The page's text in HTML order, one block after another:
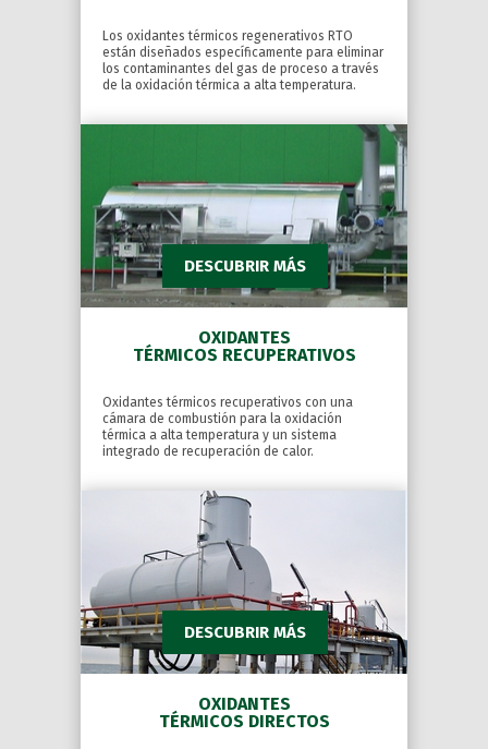
Los oxidantes térmicos regenerativos RTO
están diseñados específicamente para eliminar
los contaminantes del gas de proceso a través
de la oxidación térmica a alta temperatura.
DESCUBRIR MÁS
OXIDANTES
TÉRMICOS RECUPERATIVOS
Oxidantes térmicos recuperativos con una
cámara de combustión para la oxidación
térmica a alta temperatura y un sistema
integrado de recuperación de calor.
DESCUBRIR MÁS
OXIDANTES
TÉRMICOS DIRECTOS